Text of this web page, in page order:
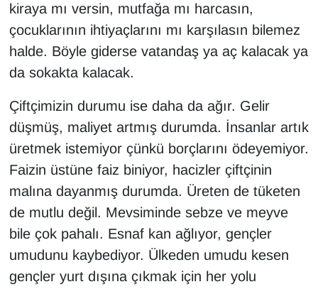
kiraya mı versin, mutfağa mı harcasın,
çocuklarının ihtiyaçlarını mı karşılasın bilemez
halde. Böyle giderse vatandaş ya aç kalacak ya
da sokakta kalacak.
Çiftçimizin durumu ise daha da ağır. Gelir
düşmüş, maliyet artmış durumda. İnsanlar artık
üretmek istemiyor çünkü borçlarını ödeyemiyor.
Faizin üstüne faiz biniyor, hacizler çiftçinin
malına dayanmış durumda. Üreten de tüketen
de mutlu değil. Mevsiminde sebze ve meyve
bile çok pahalı. Esnaf kan ağlıyor, gençler
umudunu kaybediyor. Ülkeden umudu kesen
gençler yurt dışına çıkmak için her yolu